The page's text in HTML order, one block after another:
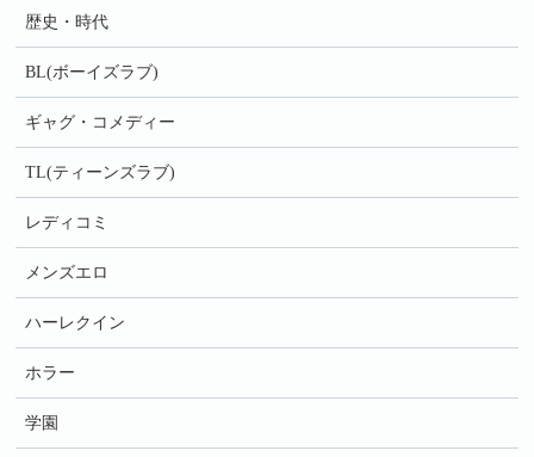
歴史・時代
BL(ボーイズラブ)
ギャグ・コメディー
TL(ティーンズラブ)
レディコミ
メンズエロ
ハーレクイン
ホラー
学園